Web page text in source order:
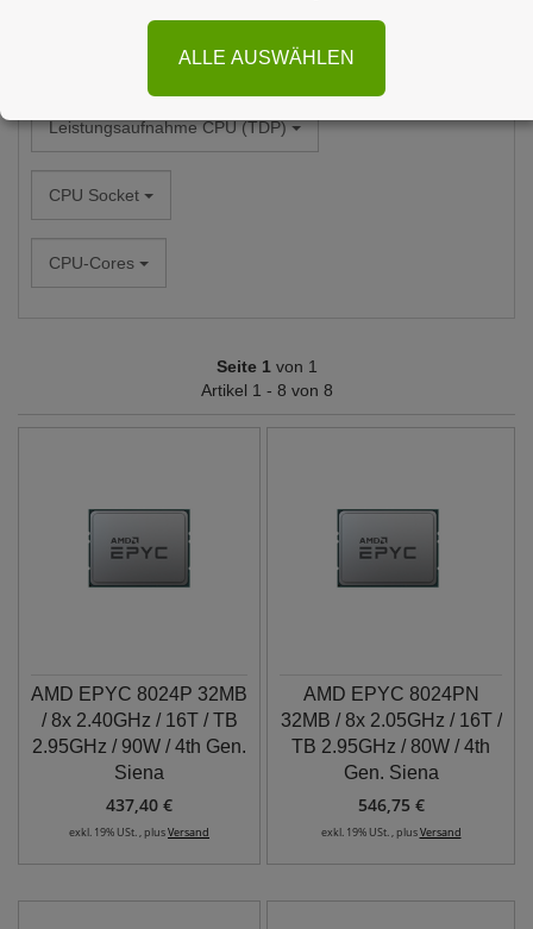
Leistungsaufnahme CPU (TDP)
CPU Socket
CPU-Cores
Seite 1 von 1
Artikel 1 - 8 von 8
AMD EPYC 8024P 32MB
/ 8x 2.40GHz / 16T / TB
2.95GHz / 90W / 4th Gen.
Siena
437,40 €
exkl. 19% USt. , plusVersand
AMD EPYC 8024PN
32MB / 8x 2.05GHz / 16T /
TB 2.95GHz / 80W / 4th
Gen. Siena
546,75 €
exkl. 19% USt. , plusVersand
ALLE AUSWÄHLEN